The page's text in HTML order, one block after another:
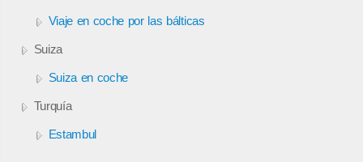
Viaje en coche por las bálticas
Suiza
Suiza en coche
Turquía
Estambul